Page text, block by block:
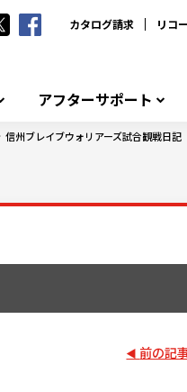
カタログ請求 リコ
アフターサポート
信州ブレイブウォリアーズ試合観戦日記
前の記